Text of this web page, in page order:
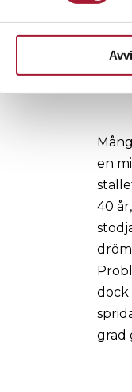
en
en
40
dock
grad